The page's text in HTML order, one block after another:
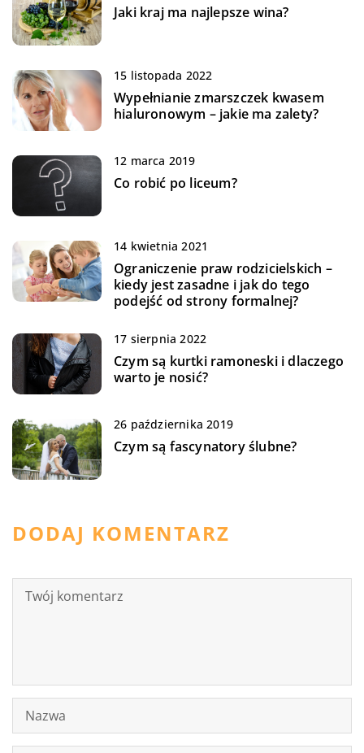
Jaki kraj ma najlepsze wina?
15 listopada 2022
Wypełnianie zmarszczek kwasem
hialuronowym – jakie ma zalety?
12 marca 2019
Co robić po liceum?
14 kwietnia 2021
Ograniczenie praw rodzicielskich –
kiedy jest zasadne i jak do tego
podejść od strony formalnej?
17 sierpnia 2022
Czym są kurtki ramoneski i dlaczego
warto je nosić?
26 października 2019
Czym są fascynatory ślubne?
DODAJ KOMENTARZ